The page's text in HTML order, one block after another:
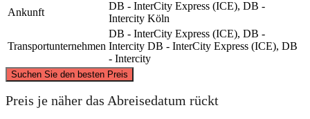
Ankunft
DB - InterCity Express (ICE), DB -
Intercity Köln
Transportunternehmen
DB - InterCity Express (ICE), DB -
Intercity DB - InterCity Express (ICE), DB
- Intercity
Suchen Sie den besten Preis
Preis je näher das Abreisedatum rückt